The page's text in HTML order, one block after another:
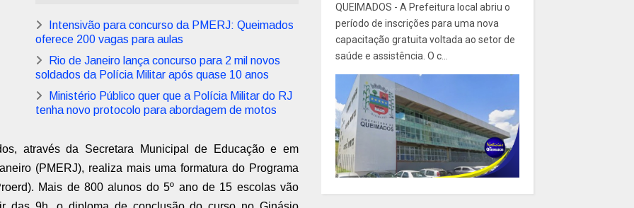
Intensivão para concurso da PMERJ: Queimados
oferece 200 vagas para aulas
Rio de Janeiro lança concurso para 2 mil novos
soldados da Polícia Militar após quase 10 anos
Ministério Público quer que a Polícia Militar do RJ
tenha novo protocolo para abordagem de motos
através da Secretara Municipal de Educação e em
(PMERJ), realiza mais uma formatura do Programa
Mais de 800 alunos do 5º ano de 15 escolas vão
QUEIMADOS - A Prefeitura local abriu o
período de inscrições para uma nova
capacitação gratuita voltada ao setor de
saúde e assistência. O c...